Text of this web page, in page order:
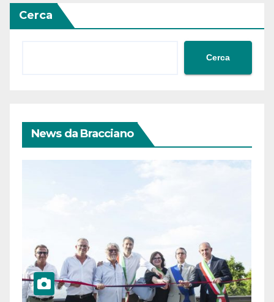
Cerca
Cerca
News da Bracciano